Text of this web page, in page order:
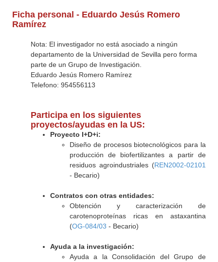
Ficha personal - Eduardo Jesús Romero
Ramírez
Nota: El investigador no está asociado a ningún
departamento de la Universidad de Sevilla pero forma
parte de un Grupo de Investigación.
Eduardo Jesús Romero Ramírez
Telefono: 954556113
Participa en los siguientes
proyectos/ayudas en la US:
Proyecto I+D+i:
Diseño de procesos biotecnológicos para la
producción de biofertilizantes a partir de
residuos agroindustriales (REN2002-02101
- Becario)
Contratos con otras entidades:
Obtención y caracterización de
carotenoproteínas ricas en astaxantina
(OG-084/03 - Becario)
Ayuda a la investigación:
Ayuda a la Consolidación del Grupo de